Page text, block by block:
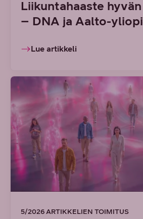
Liikuntahaaste
– DNA ja Aalto-
Lue artikkeli
5/2026 ARTIKKELIEN TOIMITUS